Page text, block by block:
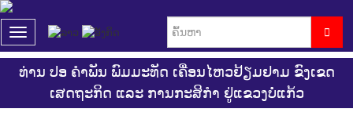
T
o
g
e
ທ່ານ ປອ ຄໍາພັນ ພົມມະທັດ ເຄື່ອນໄຫວຢ້ຽມຢາມ ຂົງເຂດ
ເສດຖະກິດ ແລະ ການກະສິກໍາ ຢູ່ແຂວງບໍ່ແກ້ວ